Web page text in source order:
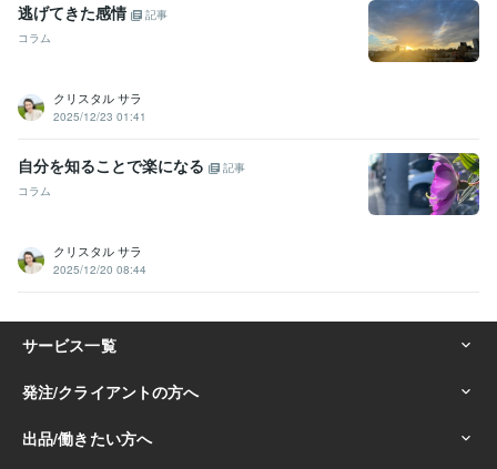
逃げてきた感情
記事
コラム
クリスタル サラ
2025/12/23 01:41
自分を知ることで楽になる
記事
コラム
クリスタル サラ
2025/12/20 08:44